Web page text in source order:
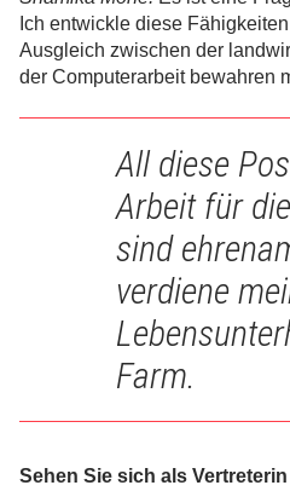
Ich entwickle diese
Ausgleich zwischen der
der Computerarbeit bewahren
All diese
Arbeit für
sind
verdiene
Farm.
Sehen Sie sich als